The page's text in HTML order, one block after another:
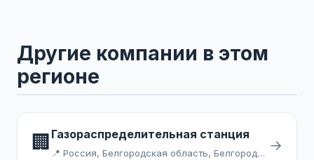
Другие компании в этом
регионе
🏢 Газораспределительная станция
📍 Россия, Белгородская область, Белгородский район, посёлок Майский, Благодатная улица →